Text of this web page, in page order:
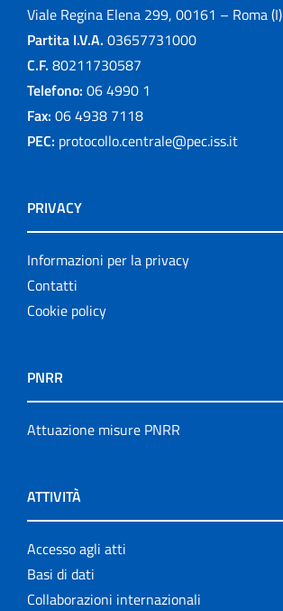
Viale Regina Elena 299, 00161 – Roma (I)
Partita I.V.A. 03657731000
C.F. 80211730587
Telefono: 06 4990 1
Fax: 06 4938 7118
PEC: protocollo.centrale@pec.iss.it
PRIVACY
Informazioni per la privacy
Contatti
Cookie policy
PNRR
Attuazione misure PNRR
ATTIVITÀ
Accesso agli atti
Basi di dati
Collaborazioni internazionali